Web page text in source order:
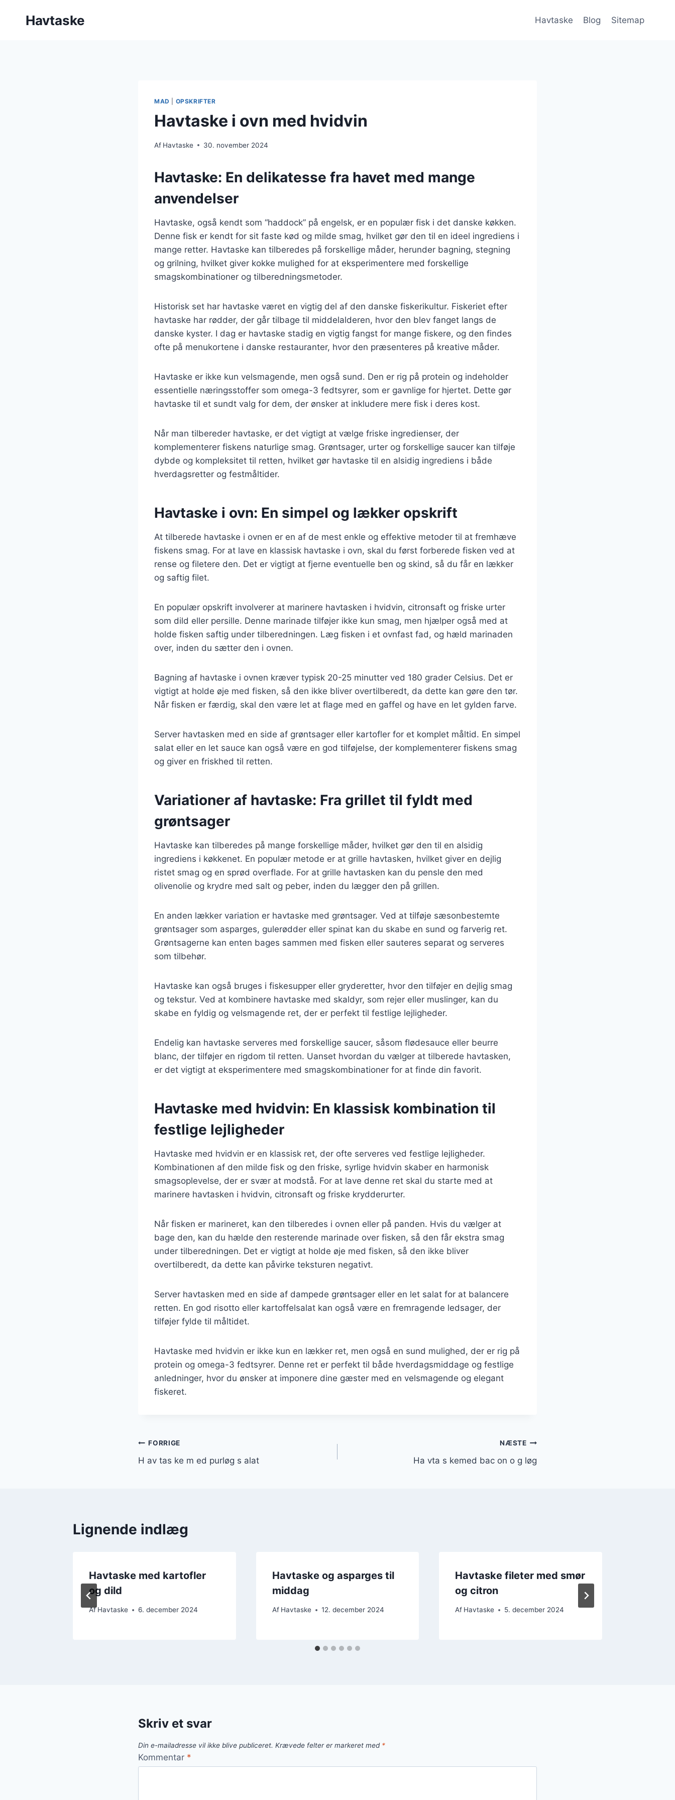
Havtaske Havtaske Blog Sitemap
MAD OPSKRIFTER
Havtaske i ovn med hvidvin
Af Havtaske 30. november 2024
Havtaske: En delikatesse fra havet med mange
anvendelser
Havtaske, også kendt som “haddock” på engelsk, er en populær fisk i det danske køkken.
Denne fisk er kendt for sit faste kød og milde smag, hvilket gør den til en ideel ingrediens i
mange retter. Havtaske kan tilberedes på forskellige måder, herunder bagning, stegning
og grilning, hvilket giver kokke mulighed for at eksperimentere med forskellige
smagskombinationer og tilberedningsmetoder.
Historisk set har havtaske været en vigtig del af den danske fiskerikultur. Fiskeriet efter
havtaske har rødder, der går tilbage til middelalderen, hvor den blev fanget langs de
danske kyster. I dag er havtaske stadig en vigtig fangst for mange fiskere, og den findes
ofte på menukortene i danske restauranter, hvor den præsenteres på kreative måder.
Havtaske er ikke kun velsmagende, men også sund. Den er rig på protein og indeholder
essentielle næringsstoffer som omega-3 fedtsyrer, som er gavnlige for hjertet. Dette gør
havtaske til et sundt valg for dem, der ønsker at inkludere mere fisk i deres kost.
Når man tilbereder havtaske, er det vigtigt at vælge friske ingredienser, der
komplementerer fiskens naturlige smag. Grøntsager, urter og forskellige saucer kan tilføje
dybde og kompleksitet til retten, hvilket gør havtaske til en alsidig ingrediens i både
hverdagsretter og festmåltider.
Havtaske i ovn: En simpel og lækker opskrift
At tilberede havtaske i ovnen er en af de mest enkle og effektive metoder til at fremhæve
fiskens smag. For at lave en klassisk havtaske i ovn, skal du først forberede fisken ved at
rense og filetere den. Det er vigtigt at fjerne eventuelle ben og skind, så du får en lækker
og saftig filet.
En populær opskrift involverer at marinere havtasken i hvidvin, citronsaft og friske urter
som dild eller persille. Denne marinade tilføjer ikke kun smag, men hjælper også med at
holde fisken saftig under tilberedningen. Læg fisken i et ovnfast fad, og hæld marinaden
over, inden du sætter den i ovnen.
Bagning af havtaske i ovnen kræver typisk 20-25 minutter ved 180 grader Celsius. Det er
vigtigt at holde øje med fisken, så den ikke bliver overtilberedt, da dette kan gøre den tør.
Når fisken er færdig, skal den være let at flage med en gaffel og have en let gylden farve.
Server havtasken med en side af grøntsager eller kartofler for et komplet måltid. En simpel
salat eller en let sauce kan også være en god tilføjelse, der komplementerer fiskens smag
og giver en friskhed til retten.
Variationer af havtaske: Fra grillet til fyldt med
grøntsager
Havtaske kan tilberedes på mange forskellige måder, hvilket gør den til en alsidig
ingrediens i køkkenet. En populær metode er at grille havtasken, hvilket giver en dejlig
ristet smag og en sprød overflade. For at grille havtasken kan du pensle den med
olivenolie og krydre med salt og peber, inden du lægger den på grillen.
En anden lækker variation er havtaske med grøntsager. Ved at tilføje sæsonbestemte
grøntsager som asparges, gulerødder eller spinat kan du skabe en sund og farverig ret.
Grøntsagerne kan enten bages sammen med fisken eller sauteres separat og serveres
som tilbehør.
Havtaske kan også bruges i fiskesupper eller gryderetter, hvor den tilføjer en dejlig smag
og tekstur. Ved at kombinere havtaske med skaldyr, som rejer eller muslinger, kan du
skabe en fyldig og velsmagende ret, der er perfekt til festlige lejligheder.
Endelig kan havtaske serveres med forskellige saucer, såsom flødesauce eller beurre
blanc, der tilføjer en rigdom til retten. Uanset hvordan du vælger at tilberede havtasken,
er det vigtigt at eksperimentere med smagskombinationer for at finde din favorit.
Havtaske med hvidvin: En klassisk kombination til
festlige lejligheder
Havtaske med hvidvin er en klassisk ret, der ofte serveres ved festlige lejligheder.
Kombinationen af den milde fisk og den friske, syrlige hvidvin skaber en harmonisk
smagsoplevelse, der er svær at modstå. For at lave denne ret skal du starte med at
marinere havtasken i hvidvin, citronsaft og friske krydderurter.
Når fisken er marineret, kan den tilberedes i ovnen eller på panden. Hvis du vælger at
bage den, kan du hælde den resterende marinade over fisken, så den får ekstra smag
under tilberedningen. Det er vigtigt at holde øje med fisken, så den ikke bliver
overtilberedt, da dette kan påvirke teksturen negativt.
Server havtasken med en side af dampede grøntsager eller en let salat for at balancere
retten. En god risotto eller kartoffelsalat kan også være en fremragende ledsager, der
tilføjer fylde til måltidet.
Havtaske med hvidvin er ikke kun en lækker ret, men også en sund mulighed, der er rig på
protein og omega-3 fedtsyrer. Denne ret er perfekt til både hverdagsmiddage og festlige
anledninger, hvor du ønsker at imponere dine gæster med en velsmagende og elegant
fiskeret.
Indlægsnavigation
FORRIGE
H av tas ke m ed purløg s alat
NÆSTE
Ha vta s kemed bac on o g løg
Lignende indlæg
Havtaske med kartofler
og dild
Af Havtaske 6. december 2024
Havtaske og asparges til
middag
Af Havtaske 12. december 2024
Havtaske fileter med smør
og citron
Af Havtaske 5. december 2024
Skriv et svar
Din e-mailadresse vil ikke blive publiceret. Krævede felter er markeret med *
Kommentar *